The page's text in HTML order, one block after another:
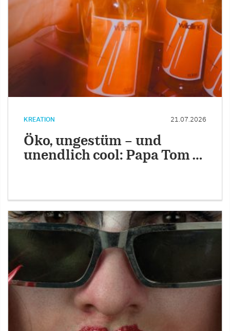
KREATION 21.07.2026
Öko, ungestüm – und
unendlich cool: Papa Tom …